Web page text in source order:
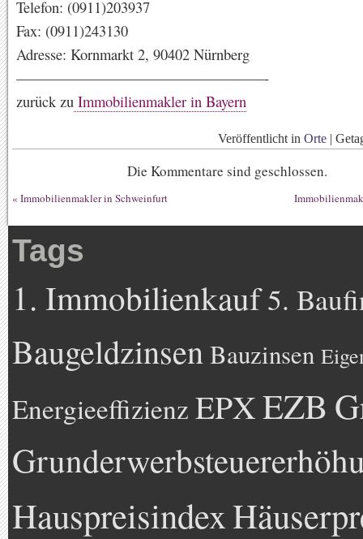
Telefon: (0911)203937
Fax: (0911)243130
Adresse: Kornmarkt 2, 90402 Nürnberg
—————————————————-
zurück zu Immobilienmakler in Bayern
Veröffentlicht in Orte |
Die Kommentare sind geschlossen.
« Immobilienmakler in Schweinfurt
Tags
1. Immobilienkauf5.
BaugeldzinsenBauzinsen
Energieeffizienz EPXEZB
Hauspreisindex